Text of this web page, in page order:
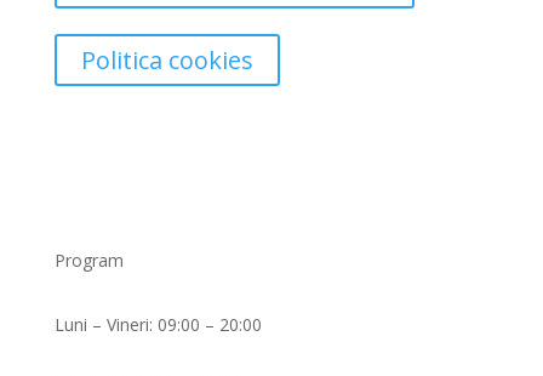
Politica cookies
Program
Luni – Vineri: 09:00 – 20:00